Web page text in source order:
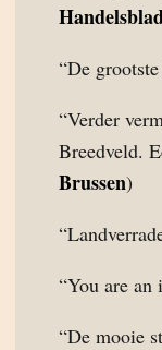
“De
“Verder
Breedveld.
Brussen)
“You are an
“De mooie